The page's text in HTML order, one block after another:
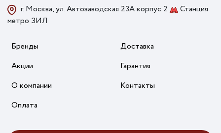
г. Москва, ул. Автозаводская 23А корпус 2
Станция
метро ЗИЛ
Бренды
Акции
О компании
Оплата
Доставка
Гарантия
Контакты